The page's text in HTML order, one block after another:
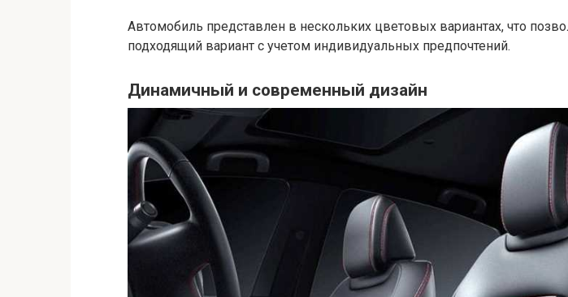
Автомобиль представлен в нескольких цветовых вариантах, что
подходящий вариант с учетом индивидуальных предпочтений.
Динамичный и современный дизайн